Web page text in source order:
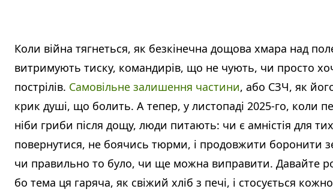
Коли війна тягнеться, як безкінечна дощова хмара над
витримують тиску, командирів, що не чують, чи просто
пострілів. Самовільне залишення частини, або СЗЧ, як
крик душі, що болить. А тепер, у листопаді 2025-го, коли
ніби гриби після дощу, люди питають: чи є амністія для
повернутися, не боячись тюрми, і продовжити боронити
чи правильно то було, чи ще можна виправити. Давайте
бо тема ця гаряча, як свіжий хліб з печі, і стосується